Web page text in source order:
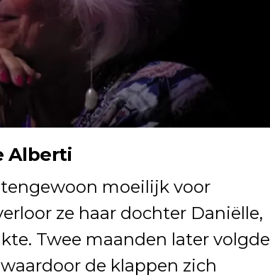
Alberti
moeilijk voor
ze haar dochter Daniëlle,
Twee maanden later volgde
de klappen zich